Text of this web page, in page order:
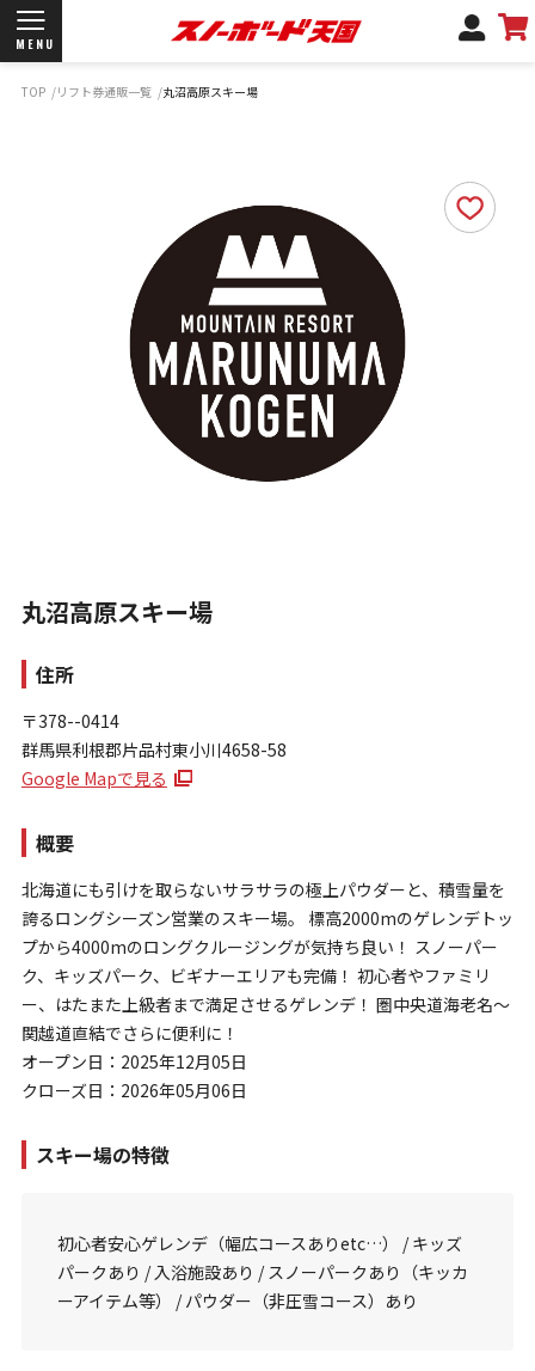
MENU
よくあるご質問
サポートデスク
弊社名義の郵便について
新規会員登録
お問い合わせ
特定商取引法に基づく表示
TOP リフト券通販一覧 丸沼高原スキー場
丸沼高原スキー場
住所
〒378--0414
群馬県利根郡片品村東小川4658-58
Google Mapで見る
概要
北海道にも引けを取らないサラサラの極上パウダーと、積雪量を
誇るロングシーズン営業のスキー場。 標高2000mのゲレンデトッ
プから4000mのロングクルージングが気持ち良い！ スノーパー
ク、キッズパーク、ビギナーエリアも完備！ 初心者やファミリ
ー、はたまた上級者まで満足させるゲレンデ！ 圏中央道海老名～
関越道直結でさらに便利に！
オープン日：2025年12月05日
クローズ日：2026年05月06日
スキー場の特徴
初心者安心ゲレンデ（幅広コースありetc…） / キッズ
パークあり / 入浴施設あり / スノーパークあり（キッカ
ーアイテム等） / パウダー（非圧雪コース）あり